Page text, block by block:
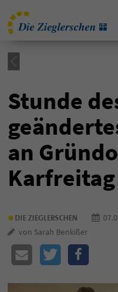
Stunde
an
Karfreitag
• DIE ZIEGLERSCHEN
von Sarah Benkißer